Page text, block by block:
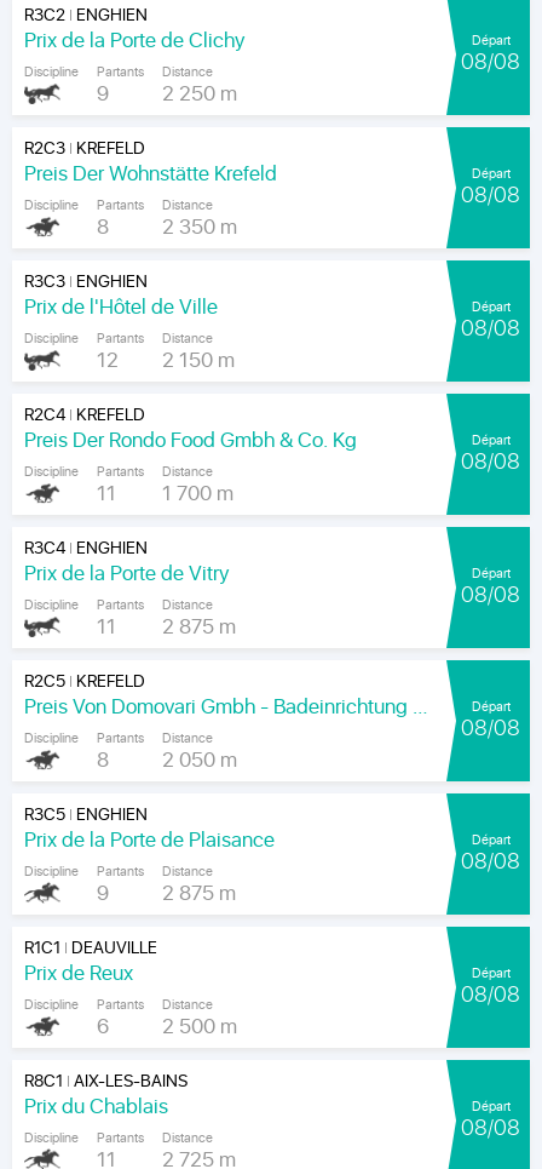
R3C2| ENGHIEN
Prix de la Porte de Clichy
Discipline Partants
9
Distance
2 250 m
Départ
08/08
R2C3| KREFELD
Preis Der Wohnstätte Krefeld
Discipline Partants
8
Distance
2 350 m
Départ
08/08
R3C3| ENGHIEN
Prix de l'Hôtel de Ville
Discipline Partants
12
Distance
2 150 m
Départ
08/08
R2C4| KREFELD
Preis Der Rondo Food Gmbh & Co. Kg
Discipline Partants
11
Distance
1 700 m
Départ
08/08
R3C4| ENGHIEN
Prix de la Porte de Vitry
Discipline Partants
11
Distance
2 875 m
Départ
08/08
R2C5| KREFELD
Preis Von Domovari Gmbh - Badeinrichtung Auf Mass
Discipline Partants
8
Distance
2 050 m
Départ
08/08
R3C5| ENGHIEN
Prix de la Porte de Plaisance
Discipline Partants
9
Distance
2 875 m
Départ
08/08
R1C1 | DEAUVILLE
Prix de Reux
Discipline Partants
6
Distance
2 500 m
Départ
08/08
R8C1 |AIX-LES-BAINS
Prix du Chablais
Discipline Partants
11
Distance
2 725 m
Départ
08/08